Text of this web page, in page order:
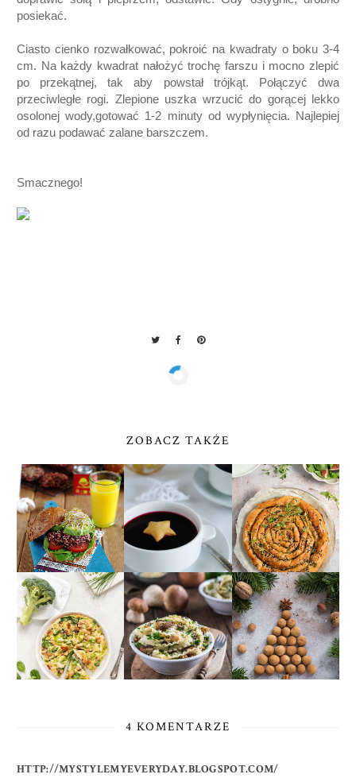
posiekać.
Ciasto cienko rozwałkować, pokroić na kwadraty o boku 3-4
cm. Na każdy kwadrat nałożyć trochę farszu i mocno zlepić
po przekątnej, tak aby powstał trójkąt. Połączyć dwa
przeciwległe rogi. Zlepione uszka wrzucić do gorącej lekko
osolonej wody,gotować 1-2 minuty od wypłynięcia. Najlepiej
od razu podawać zalane barszczem.
Smacznego!
ZOBACZ TAKŻE
4 KOMENTARZE
HTTP://MYSTYLEMYEVERYDAY.BLOGSPOT.COM/